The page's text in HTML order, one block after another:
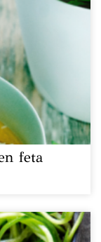
feta